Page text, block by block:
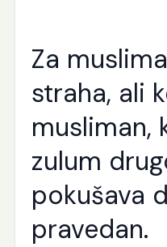
Za
straha, ali
musliman,
zulum
pokušava
pravedan.